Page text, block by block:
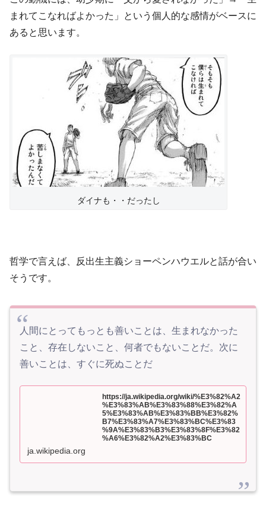
まれてこなればよかった」という個人的な感情がベースに
あると思います。
ダイナも・・だったし
哲学で言えば、反出生主義ショーペンハウエルと話が合い
そうです。
人間にとってもっとも善いことは、生まれなかった
こと、存在しないこと、何者でもないことだ。次に
善いことは、すぐに死ぬことだ
https://ja.wikipedia.org/wiki/%E3%82%A2
%E3%83%AB%E3%83%88%E3%82%A
5%E3%83%AB%E3%83%BB%E3%82%
B7%E3%83%A7%E3%83%BC%E3%83
%9A%E3%83%B3%E3%83%8F%E3%82
%A6%E3%82%A2%E3%83%BC
ja.wikipedia.org